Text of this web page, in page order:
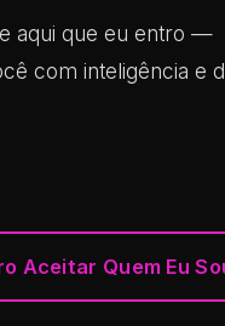
aqui que eu entro —
com inteligência e
Aceitar Quem Eu